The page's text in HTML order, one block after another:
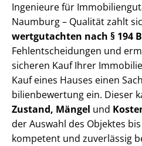
Ingenieure für
Naumburg – Qualität zahlt
wert­gut­ach­ten nach § 194
Fehl­ent­schei­dun­gen und
sicheren Kauf Ihrer
Kauf eines Hauses einen
bi­li­en­be­wer­tung ein. Dieser
Zustand, Mängel und
der Auswahl des Objektes
kompetent und zuverlässig